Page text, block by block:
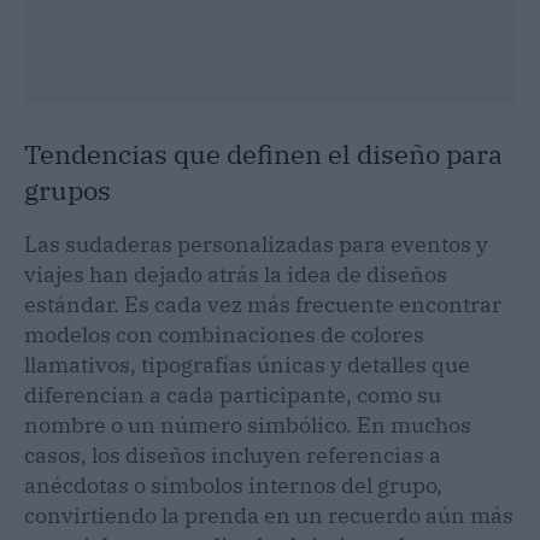
Tendencias que definen el diseño para
grupos
Las sudaderas personalizadas para eventos y
viajes han dejado atrás la idea de diseños
estándar. Es cada vez más frecuente encontrar
modelos con combinaciones de colores
llamativos, tipografías únicas y detalles que
diferencian a cada participante, como su
nombre o un número simbólico. En muchos
casos, los diseños incluyen referencias a
anécdotas o símbolos internos del grupo,
convirtiendo la prenda en un recuerdo aún más